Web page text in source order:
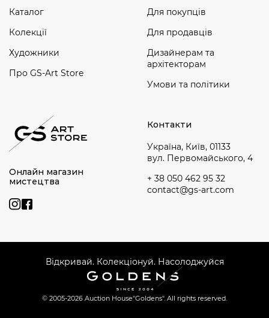
Онлайн магазин
мистецтва
Контакти
Україна, Київ, 01133
вул. Первомайського, 4
+ 38 050 462 95 32
contact@gs-art.com
Каталог
Колекції
Художники
Про GS-Art Store
Для покупців
Для продавців
Дизайнерам та
архітекторам
Умови та політики
© 2005-2026 Auction House"Goldens". All rights reserved.
Відкривай. Колекціонуй. Насолоджуйся